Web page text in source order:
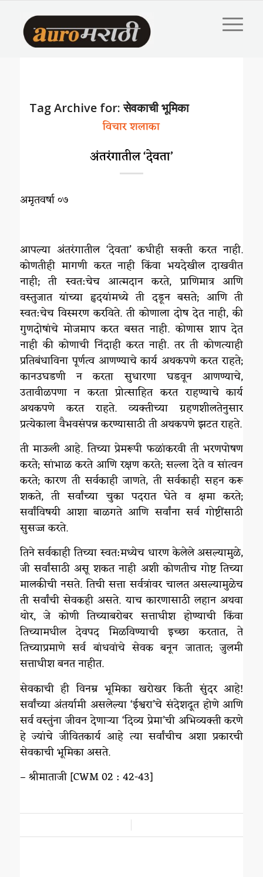
Tag Archive for:सेवकाची भूमिका
विचार शलाका
अंतरंगातील ‘देवता’
अमृतवर्षा ०७
आपल्या अंतरंगातील ‘देवता’ कधीही सक्ती करत नाही.
कोणतीही मागणी करत नाही किंवा भयदेखील दाखवीत
नाही; ती स्वत:चेच आत्मदान करते, प्राणिमात्र आणि
वस्तुजात यांच्या हृदयांमध्ये ती दडून बसते; आणि ती
स्वत:चेच विस्मरण करविते. ती कोणाला दोष देत नाही, की
गुणदोषांचे मोजमाप करत बसत नाही. कोणास शाप देत
नाही की कोणाची निंदाही करत नाही. तर ती कोणत्याही
प्रतिबंधाविना पूर्णत्व आणण्याचे कार्य अथकपणे करत राहते;
कानउघडणी न करता सुधारणा घडवून आणण्याचे,
उतावीळपणा न करता प्रोत्साहित करत राहण्याचे कार्य
अथकपणे करत राहते. व्यक्तीच्या ग्रहणशीलतेनुसार
प्रत्येकाला वैभवसंपन्न करण्यासाठी ती अथकपणे झटत राहते.
ती माऊली आहे. तिच्या प्रेमरूपी फळांकरवी ती भरणपोषण
करते; सांभाळ करते आणि रक्षण करते; सल्ला देते व सांत्वन
करते; कारण ती सर्वकाही जाणते, ती सर्वकाही सहन करू
शकते, ती सर्वांच्या चुका पदरात घेते व क्षमा करते;
सर्वांविषयी आशा बाळगते आणि सर्वांना सर्व गोष्टींसाठी
सुसज्ज करते.
तिने सर्वकाही तिच्या स्वत:मध्येच धारण केलेले असल्यामुळे,
जी सर्वांसाठी असू शकत नाही अशी कोणतीच गोष्ट तिच्या
मालकीची नसते. तिची सत्ता सर्वत्रांवर चालत असल्यामुळेच
ती सर्वांची सेवकही असते. याच कारणासाठी लहान अथवा
थोर, जे कोणी तिच्याबरोबर सत्ताधीश होण्याची किंवा
तिच्यामधील देवपद मिळविण्याची इच्छा करतात, ते
तिच्याप्रमाणे सर्व बांधवांचे सेवक बनून जातात; जुलमी
सत्ताधीश बनत नाहीत.
सेवकाची ही विनम्र भूमिका खरोखर किती सुंदर आहे!
सर्वांच्या अंतर्यामी असलेल्या ‘ईश्वरा’चे संदेशदूत होणे आणि
सर्व वस्तुंना जीवन देणाऱ्या ‘दिव्य प्रेमा’ची अभिव्यक्ती करणे
हे ज्यांचे जीवितकार्य आहे त्या सर्वांचीच अशा प्रकारची
सेवकाची भूमिका असते.
– श्रीमाताजी [CWM 02 : 42-43]